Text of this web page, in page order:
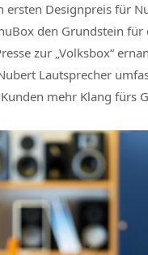
Designpreis für
den Grundstein
zur „Volksbox“
Lautsprecher
mehr Klang fürs